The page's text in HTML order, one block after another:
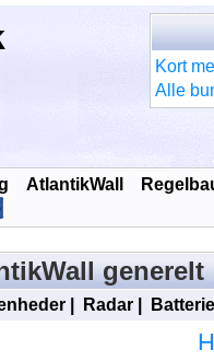
Kort
Alle
AtlantikWall
generelt
| Radar|